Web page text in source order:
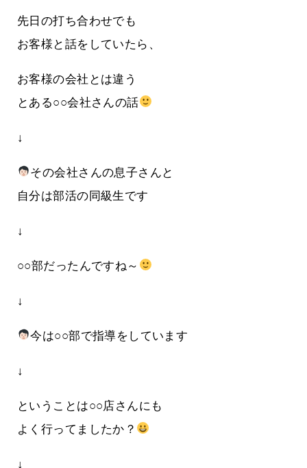
先日の打ち合わせでも
お客様と話をしていたら、
お客様の会社とは違う
とある○○会社さんの話
↓
その会社さんの息子さんと
自分は部活の同級生です
↓
○○部だったんですね～
↓
今は○○部で指導をしています
↓
ということは○○店さんにも
よく行ってましたか？
↓